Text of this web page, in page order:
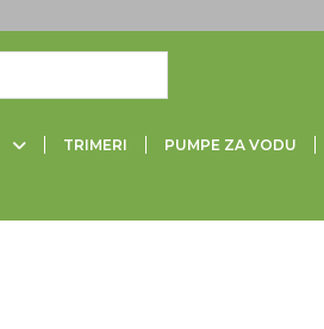
TRIMERI PUMPE ZA VODU